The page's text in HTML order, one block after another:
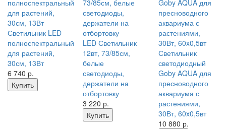
Светильник LED
полноспектральный
для растений,
30см, 13Вт
6 740 р.
Купить
LED Светильник
12вт, 73/85см,
белые
светодиоды,
держатели на
отбортовку
3 220 р.
Купить
Светильник
светодиодный
Goby AQUA для
пресноводного
аквариума с
растениями,
30Вт, 60x0,5вт
10 880 р.